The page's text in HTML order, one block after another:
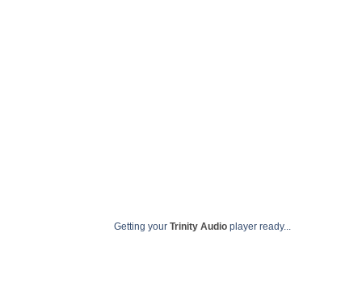
Getting your Trinity Audioplayer ready...